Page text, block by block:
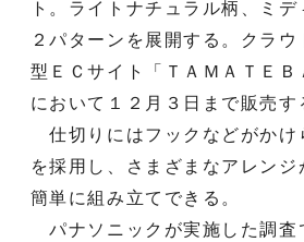
ト。ライトナチュラル柄、ミ
２パターンを展開する。クラ
型ＥＣサイト「ＴＡＭＡＴＥＢ
において１２月３日まで販売す
仕切りにはフックなどがかけ
を採用し、さまざまなアレンジ
簡単に組み立てできる。
パナソニックが実施した調査